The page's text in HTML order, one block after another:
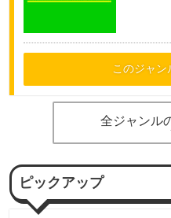
このジャン
全ジャンル
ピックアップ